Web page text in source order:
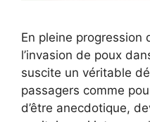
En pleine progression
l’invasion de poux
suscite un véritable
passagers comme
d’être anecdotique,